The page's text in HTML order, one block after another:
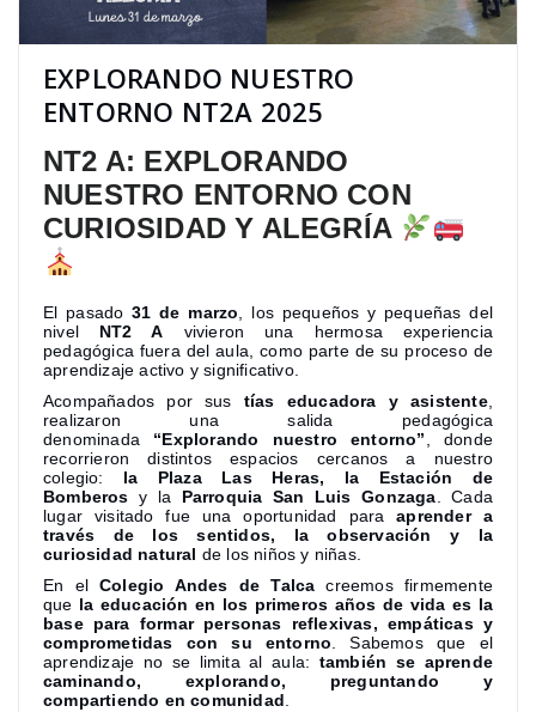
EXPLORANDO NUESTRO
ENTORNO NT2A 2025
NT2 A: EXPLORANDO
NUESTRO ENTORNO CON
CURIOSIDAD Y ALEGRÍA
El pasado31 de marzo, los pequeños y pequeñas del
nivel NT2 A vivieron una hermosa experiencia
pedagógica fuera del aula, como parte de su proceso de
aprendizaje activo y significativo.
Acompañados por sus tías educadora y asistente,
realizaron una salida pedagógica
denominada “Explorando nuestro entorno”, donde
recorrieron distintos espacios cercanos a nuestro
colegio: la Plaza Las Heras, la Estación de
Bomberos y la Parroquia San Luis Gonzaga. Cada
lugar visitado fue una oportunidad paraaprender a
través de los sentidos, la observación y la
curiosidad natural de los niños y niñas.
En elColegio Andes de Talca creemos firmemente
que la educación en los primeros años de vida es la
base para formar personas reflexivas, empáticas y
comprometidas con su entorno. Sabemos que el
aprendizaje no se limita al aula: también se aprende
caminando, explorando, preguntando y
compartiendo en comunidad.